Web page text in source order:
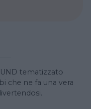
tematizzato
che ne fa una vera